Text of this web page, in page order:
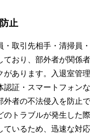
止
・取引先相手・清掃員
ており、部外者が関係
があります。入退室管
認証・スマートフォン
外者の不法侵入を防止
のトラブルが発生した
ているため、迅速な対応